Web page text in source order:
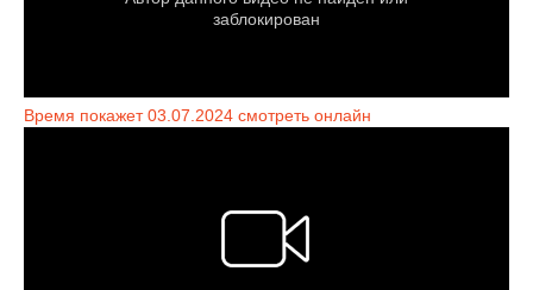
Время покажет 03.07.2024 смотреть онлайн